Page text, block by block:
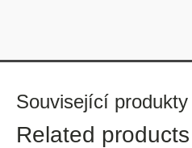
Související produkty
Related products